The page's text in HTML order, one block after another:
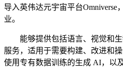
导入英伟达元宇宙平台Omniverse
业。
能够提供包括语言、视觉和生
服务，适用于需要构建、改进和
使用专有数据训练的生成 AI，以